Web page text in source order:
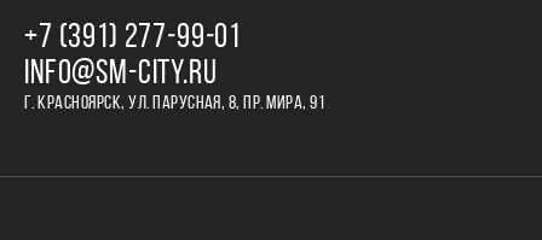
+7 (391) 277‒99‒01
INFO@SM-CITY.RU
Г. КРАСНОЯРСК, УЛ. ПАРУСНАЯ, 8, ПР. МИРА, 91